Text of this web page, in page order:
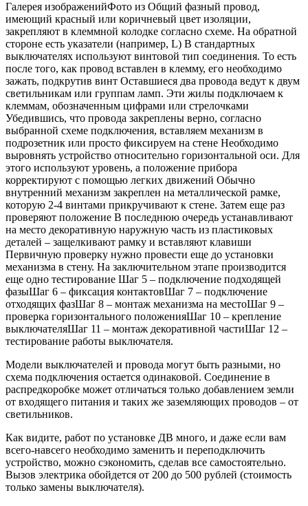
Галерея изображенийФото из Общий фазный провод,
имеющий красный или коричневый цвет изоляции,
закрепляют в клеммной колодке согласно схеме. На обратной
стороне есть указатели (например, L) В стандартных
выключателях используют винтовой тип соединения. То есть
после того, как провод вставлен в клемму, его необходимо
зажать, подкрутив винт Оставшиеся два провода ведут к двум
светильникам или группам ламп. Эти жилы подключаем к
клеммам, обозначенным цифрами или стрелочками
Убедившись, что провода закреплены верно, согласно
выбранной схеме подключения, вставляем механизм в
подрозетник или просто фиксируем на стене Необходимо
выровнять устройство относительно горизонтальной оси. Для
этого используют уровень, а положение прибора
корректируют с помощью легких движений Обычно
внутренний механизм закреплен на металлической рамке,
которую 2-4 винтами прикручивают к стене. Затем еще раз
проверяют положение В последнюю очередь устанавливают
на место декоративную наружную часть из пластиковых
деталей – защелкивают рамку и вставляют клавиши
Первичную проверку нужно провести еще до установки
механизма в стену. На заключительном этапе производится
еще одно тестирование Шаг 5 – подключение подходящей
фазыШаг 6 – фиксация контактовШаг 7 – подключение
отходящих фазШаг 8 – монтаж механизма на местоШаг 9 –
проверка горизонтального положенияШаг 10 – крепление
выключателяШаг 11 – монтаж декоративной частиШаг 12 –
тестирование работы выключателя.
Модели выключателей и провода могут быть разными, но
схема подключения остается одинаковой. Соединение в
распредкоробке может отличаться только добавлением земли
от входящего питания и таких же заземляющих проводов – от
светильников.
Как видите, работ по установке ДВ много, и даже если вам
всего-навсего необходимо заменить и переподключить
устройство, можно сэкономить, сделав все самостоятельно.
Вызов электрика обойдется от 200 до 500 рублей (стоимость
только замены выключателя).